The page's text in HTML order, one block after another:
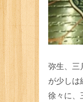
弥生、三
が少しは
徐々に、